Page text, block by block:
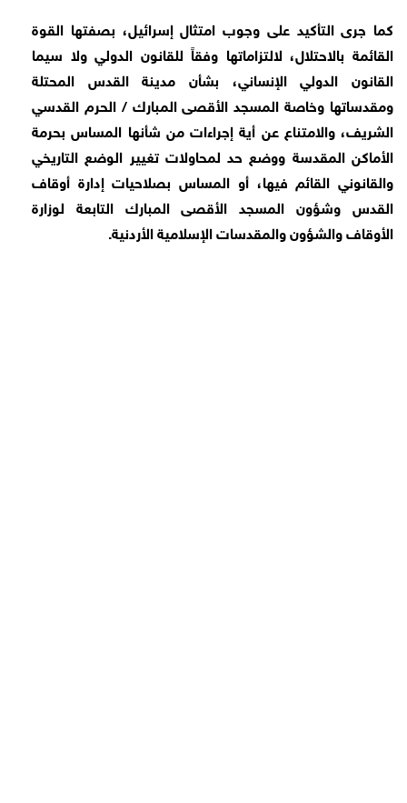
كما جرى التأكيد على وجوب امتثال إسرائيل، بصفتها القوة
القائمة بالاحتلال، لالتزاماتها وفقاً للقانون الدولي ولا سيما
القانون الدولي الإنساني، بشأن مدينة القدس المحتلة
ومقدساتها وخاصة المسجد الأقصى المبارك / الحرم القدسي
الشريف، والامتناع عن أية إجراءات من شأنها المساس بحرمة
الأماكن المقدسة ووضع حد لمحاولات تغيير الوضع التاريخي
والقانوني القائم فيها، أو المساس بصلاحيات إدارة أوقاف
القدس وشؤون المسجد الأقصى المبارك التابعة لوزارة
الأوقاف والشؤون والمقدسات الإسلامية الأردنية.